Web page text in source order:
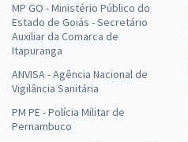
MP GO - Ministério Público do
Estado de Goiás - Secretário
Auxiliar da Comarca de
Itapuranga
ANVISA - Agência Nacional de
Vigilância Sanitária
PM PE - Polícia Militar de
Pernambuco